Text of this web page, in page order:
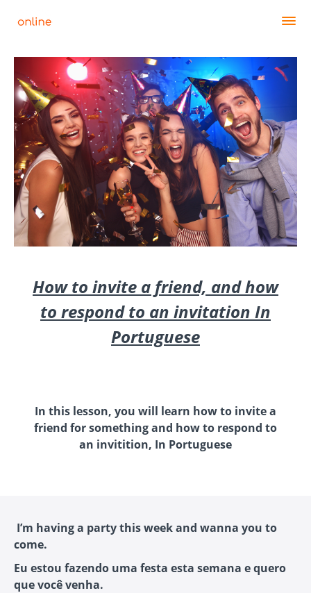
How to invite a friend, and how
to respond to an invitation In
Portuguese
In this lesson, you will learn how to invite a
friend for something and how to respond to
an invitition, In Portuguese
I’m having a party this week and wanna you to
come.
Eu estou fazendo uma festa esta semana e quero
que você venha.